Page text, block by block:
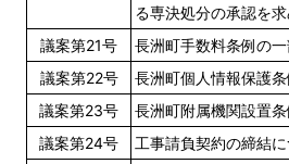
る専決処分の承認を
議案第21号
長洲町手数料条例の
議案第22号
長洲町個人情報保護
議案第23号
長洲町附属機関設置
議案第24号
工事請負契約の締結